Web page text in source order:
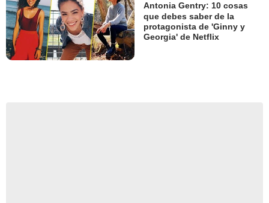
Antonia Gentry: 10 cosas
que debes saber de la
protagonista de 'Ginny y
Georgia' de Netflix